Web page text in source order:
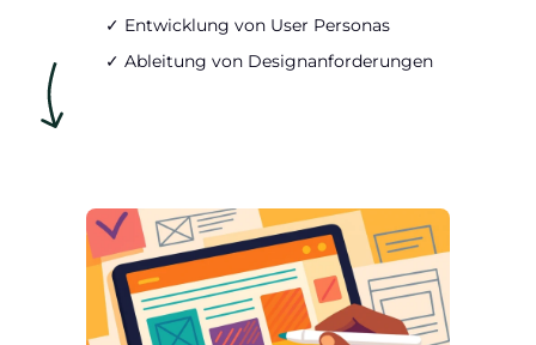
✓ Entwicklung von User Personas
✓ Ableitung von Designanforderungen